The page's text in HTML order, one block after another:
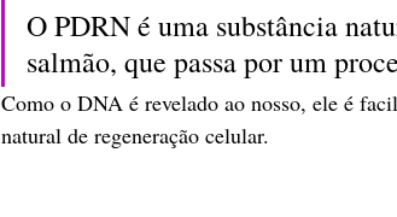
O PDRN é uma substância
salmão, que passa por um
Como o DNA é revelado ao nosso, ele é
natural de regeneração celular.